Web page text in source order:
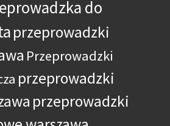
do
przeprowadzki
Przeprowadzki
przeprowadzki
przeprowadzki